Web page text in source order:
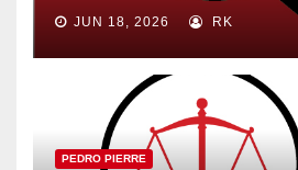
JUN 18, 2026 RK
PEDRO PIERRE